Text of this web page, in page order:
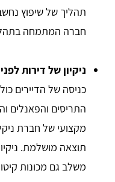
תהליך של שיפוץ
חברה המתמחה
ניקיון של דירות
כניסה של הדיירים
התריסים והפאנלים
מקצועי של חברת
תוצאה מושלמת.
משלב גם מכונות